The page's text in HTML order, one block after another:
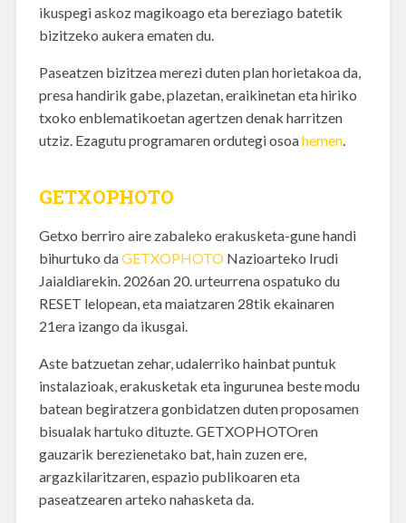
ikuspegi askoz magikoago eta bereziago batetik
bizitzeko aukera ematen du.
Paseatzen bizitzea merezi duten plan horietakoa da,
presa handirik gabe, plazetan, eraikinetan eta hiriko
txoko enblematikoetan agertzen denak harritzen
utziz. Ezagutu programaren ordutegi osoahemen.
GETXOPHOTO
Getxo berriro aire zabaleko erakusketa-gune handi
bihurtuko daGETXOPHOTONazioarteko Irudi
Jaialdiarekin. 2026an 20. urteurrena ospatuko du
RESET lelopean, eta maiatzaren 28tik ekainaren
21era izango da ikusgai.
Aste batzuetan zehar, udalerriko hainbat puntuk
instalazioak, erakusketak eta ingurunea beste modu
batean begiratzera gonbidatzen duten proposamen
bisualak hartuko dituzte. GETXOPHOTOren
gauzarik berezienetako bat, hain zuzen ere,
argazkilaritzaren, espazio publikoaren eta
paseatzearen arteko nahasketa da.